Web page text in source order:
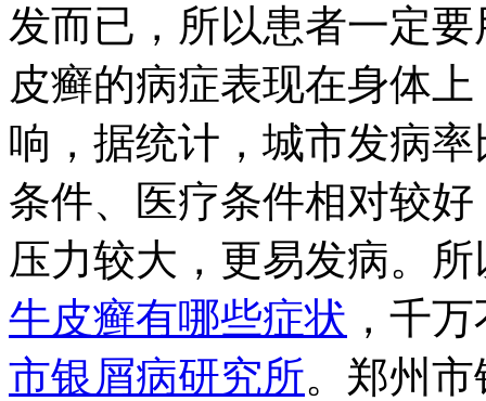
发而已，所以患者一定
皮癣的病症表现在身体
响，据统计，城市发病
条件、医疗条件相对较
压力较大，更易发病。
牛皮癣有哪些症状 ，千
市银屑病研究所。郑州市